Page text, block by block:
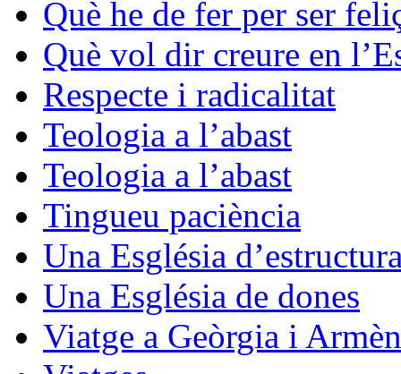
Què he de fer per ser
Què vol dir creure en
Respecte i radicalitat
Teologia a l’abast
Teologia a l’abast
Tingueu paciència
Una Església
Una Església de dones
Viatge a Geòrgia i